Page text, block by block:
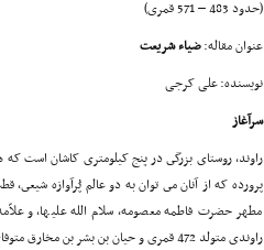
(حدود 483 – 571 قمری)
عنوان مقاله:ضیاء شریعت
نویسنده: علی کرجی
سرآغاز
راوند، روستاى بزرگى در پنج کیلومترى کاشان است
مطهر حضرت فاطمه معصومه، سلام الله علیها، و
راوندى متولد 472 قمری و حیان بن بشر بن مخارق متوفاى 238 قمری ـ که از طرف مأمون عباسى سمت قضاوت داشت، اشاره کرد.